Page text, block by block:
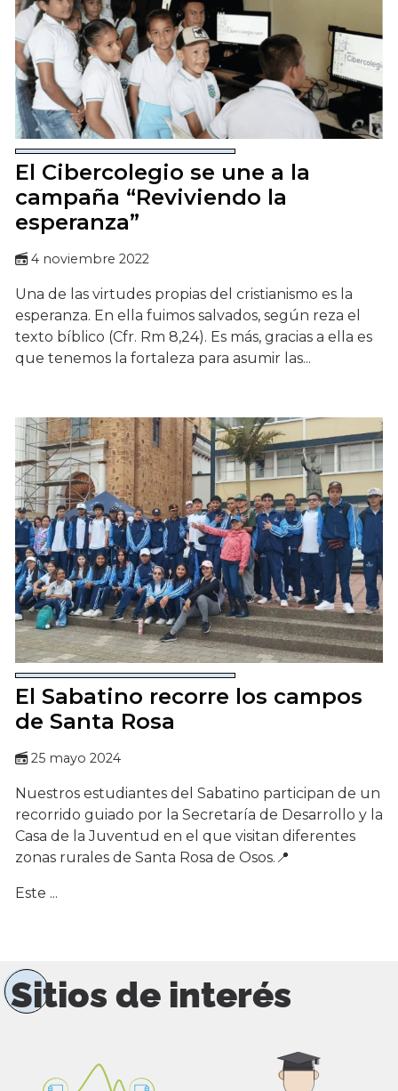
El Cibercolegio se une a la
campaña “Reviviendo la
esperanza”
4 noviembre 2022
Una de las virtudes propias del cristianismo es la
esperanza. En ella fuimos salvados, según reza el
texto bíblico (Cfr. Rm 8,24). Es más, gracias a ella es
que tenemos la fortaleza para asumir las...
El Sabatino recorre los campos
de Santa Rosa
25 mayo 2024
Nuestros estudiantes del Sabatino participan de un
recorrido guiado por la Secretaría de Desarrollo y la
Casa de la Juventud en el que visitan diferentes
zonas rurales de Santa Rosa de Osos.📍
Este ...
Sitios de interés